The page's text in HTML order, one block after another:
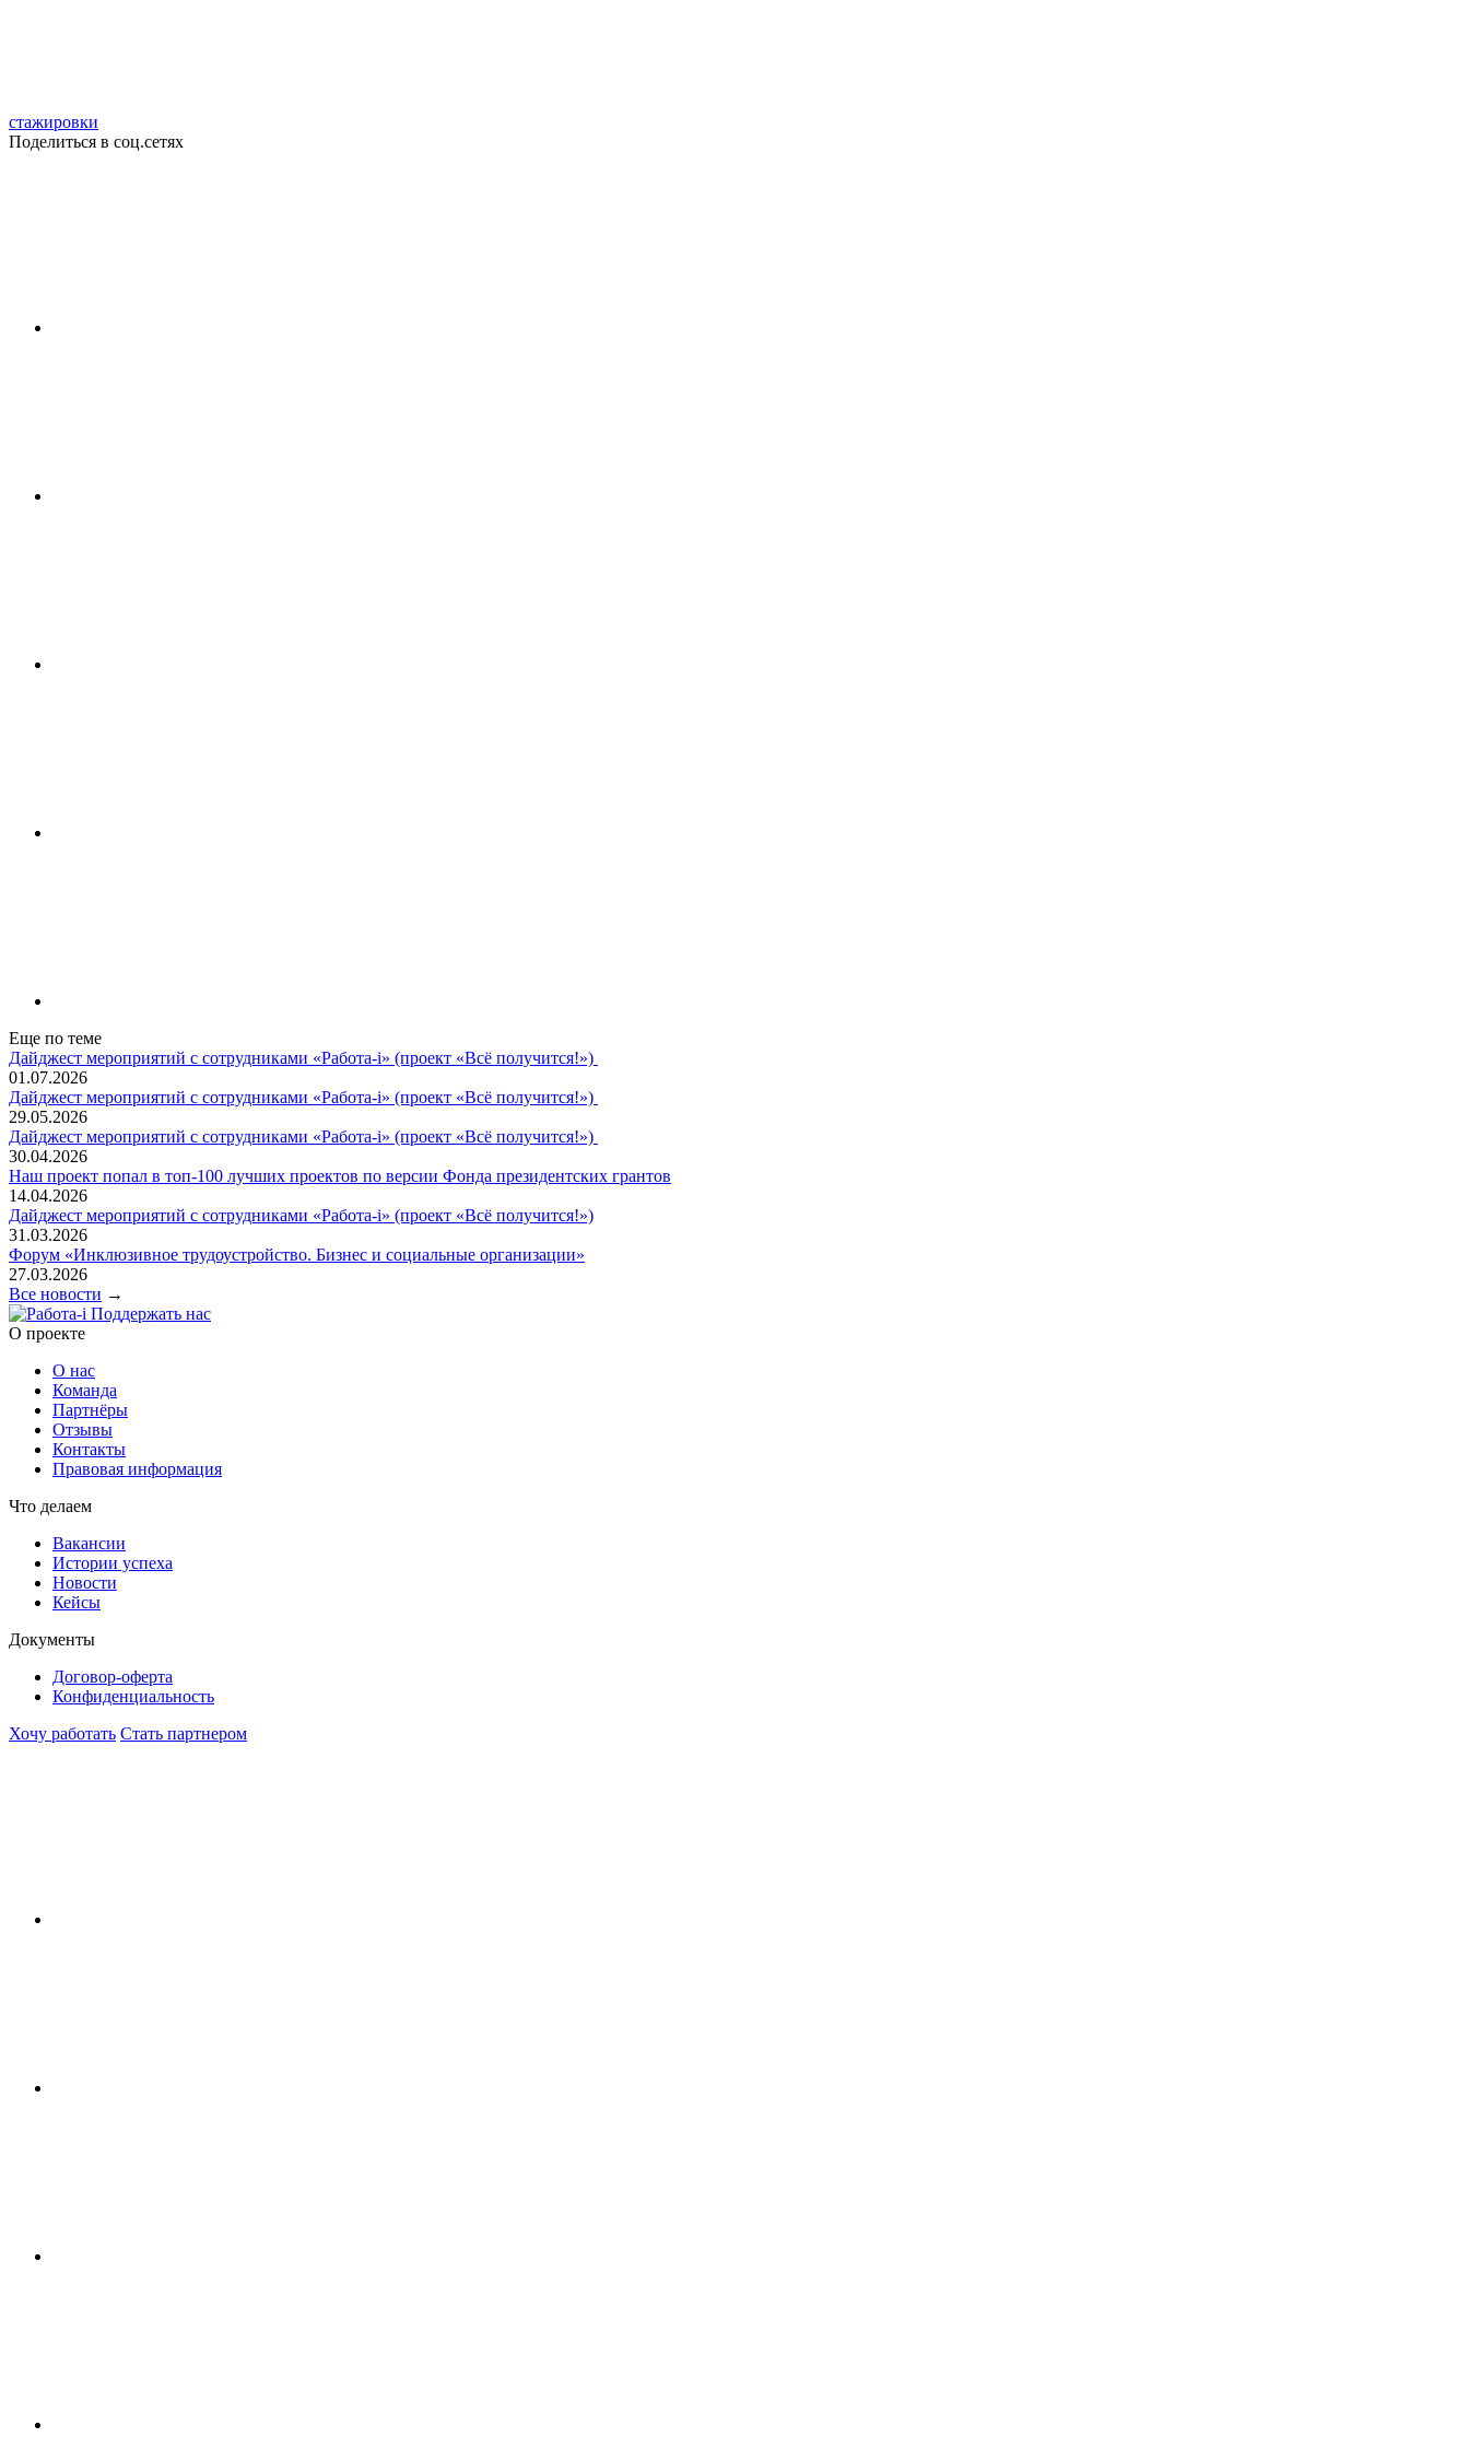
стажировки
Поделиться в соц.сетях
Еще по теме
Дайджест мероприятий с сотрудниками «Работа-i» (проект «Всё получится!»)
01.07.2026
Дайджест мероприятий с сотрудниками «Работа-i» (проект «Всё получится!»)
29.05.2026
Дайджест мероприятий с сотрудниками «Работа-i» (проект «Всё получится!»)
30.04.2026
Наш проект попал в топ‑100 лучших проектов по версии Фонда президентских грантов
14.04.2026
Дайджест мероприятий с сотрудниками «Работа-i» (проект «Всё получится!»)
31.03.2026
Форум «Инклюзивное трудоустройство. Бизнес и социальные организации»
27.03.2026
Все новости →
Поддержать нас
O проекте
О нас
Команда
Партнёры
Отзывы
Контакты
Правовая информация
Что делаем
Вакансии
Истории успеха
Новости
Кейсы
Документы
Договор-оферта
Конфиденциальность
Хочу работать Стать партнером